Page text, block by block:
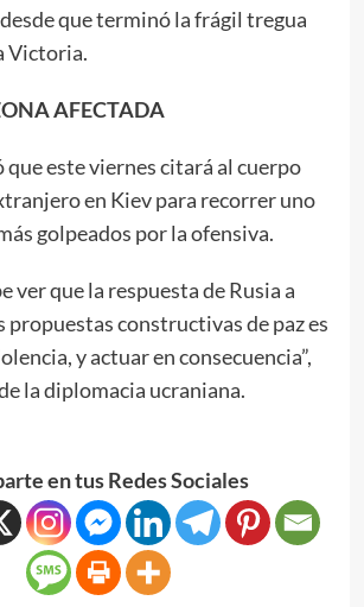
que terminó la frágil tregua
Victoria.
AFECTADA
este viernes citará al cuerpo
en Kiev para recorrer uno
golpeados por la ofensiva.
ver que la respuesta de Rusia a
propuestas constructivas de paz es
y actuar en consecuencia”,
la diplomacia ucraniana.
en tus Redes Sociales